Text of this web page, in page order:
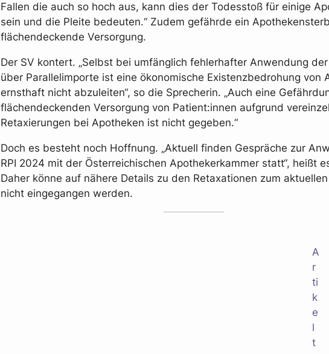
Fallen die auch so hoch aus, kann dies der Todesstoß für einige
sein und die Pleite bedeuten.“ Zudem gefährde ein
flächendeckende Versorgung.
Der SV kontert. „Selbst bei umfänglich fehlerhafter Anwendung
über Parallelimporte ist eine ökonomische Existenzbedrohung von
ernsthaft nicht abzuleiten“, so die Sprecherin. „Auch eine
flächendeckenden Versorgung von Patient:innen aufgrund
Retaxierungen bei Apotheken ist nicht gegeben.“
Doch es besteht noch Hoffnung. „Aktuell finden Gespräche zur
RPI 2024 mit der Österreichischen Apothekerkammer statt“, heißt
Daher könne auf nähere Details zu den Retaxationen zum
nicht eingegangen werden.